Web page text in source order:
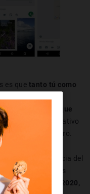
es que tanto tú como
o aquellas que
el aplicativo
en el futuro.
hay sobre la noticia del
anunció hace unas
sobe el 2020,